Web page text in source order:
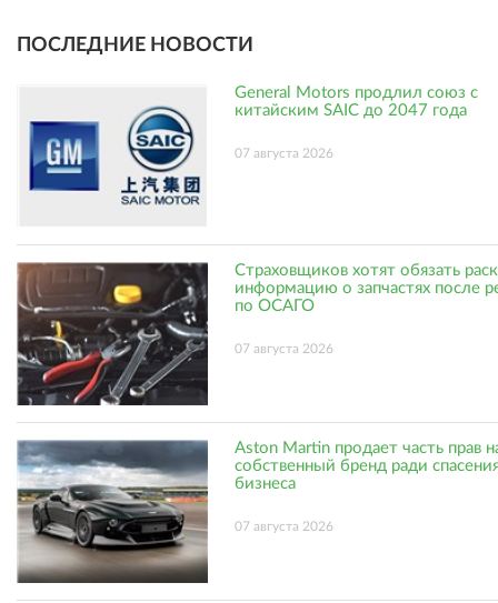
ПОСЛЕДНИЕ НОВОСТИ
General Motors продлил союз с
китайским SAIC до 2047 года
07 августа 2026
Страховщиков хотят обязать
информацию о запчастях после
по ОСАГО
07 августа 2026
Aston Martin продает часть прав
собственный бренд ради
бизнеса
07 августа 2026